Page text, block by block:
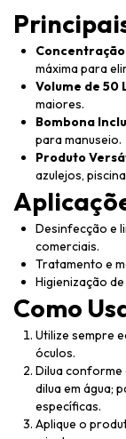
máxima para
Volume de 50
maiores.
Bombona
para manuseio.
Produto
azulejos,
Desinfecção e
comerciais.
Tratamento e
Higienização
Como
Utilize sempre
óculos.
Dilua conforme
dilua em água;
específicas.
Aplique o